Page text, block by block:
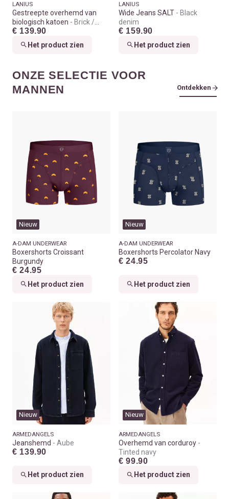
LANIUS
Gestreepte overhemd van
biologisch katoen
Brick /
carrot
€ 139.90
Het product zien
LANIUS
Wide Jeans SALT
Black
denim
€ 159.90
Het product zien
ONZE SELECTIE VOOR
MANNEN
Ontdekken
Nieuw
A-DAM UNDERWEAR
Boxershorts Croissant
Burgundy
€ 24.95
Het product zien
Nieuw
A-DAM UNDERWEAR
Boxershorts Percolator Navy
€ 24.95
Het product zien
Nieuw
ARMEDANGELS
Jeanshemd Aube
€ 139.90
Het product zien
Nieuw
ARMEDANGELS
Overhemd van corduroy
Tinted navy
€ 99.90
Het product zien